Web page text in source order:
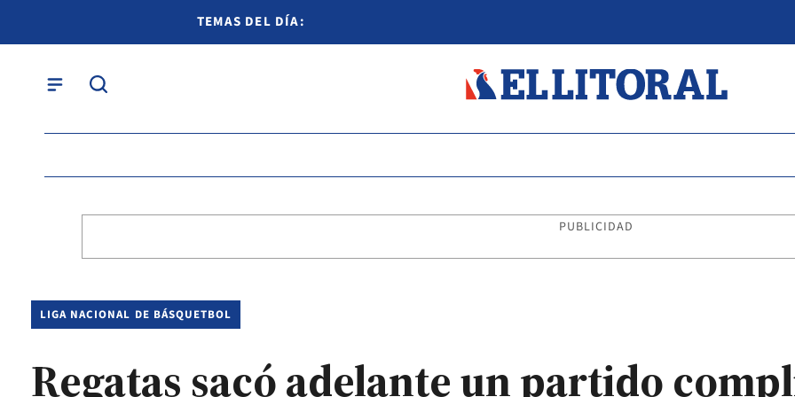
TEMAS DEL DÍA:
PUBLICIDAD
LIGA NACIONAL DE BÁSQUETBOL
Regatas sacó adelante un partido